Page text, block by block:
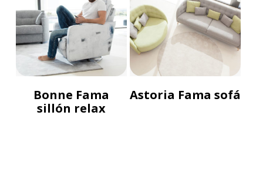
Bonne Fama
sillón relax
Astoria Fama sofá